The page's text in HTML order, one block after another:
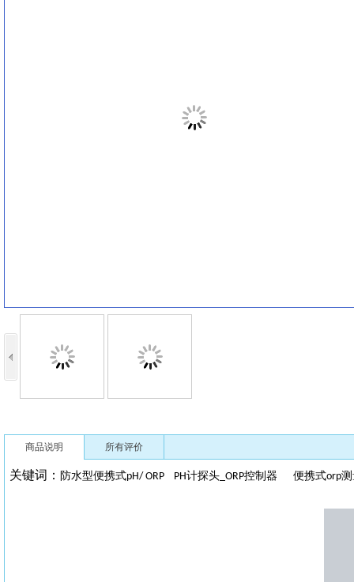
商品说明 所有评价
关键词： 防水型便携式pH/ ORP PH计探头 _ORP控制器 便携式orp